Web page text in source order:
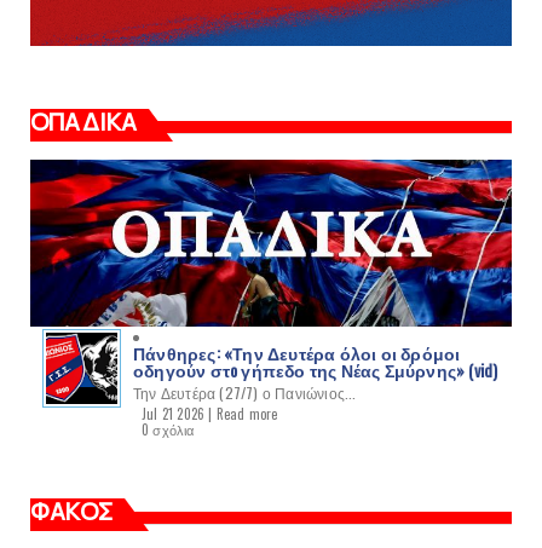
ΟΠΑΔΙΚΑ
Πάνθηρες: «Την Δευτέρα όλοι οι δρόμοι
οδηγούν στo γήπεδο της Νέας Σμύρνης» (vid)
Την Δευτέρα (27/7) ο Πανιώνιος...
Jul 21 2026 | Read more
0 σχόλια
ΦΑΚΟΣ